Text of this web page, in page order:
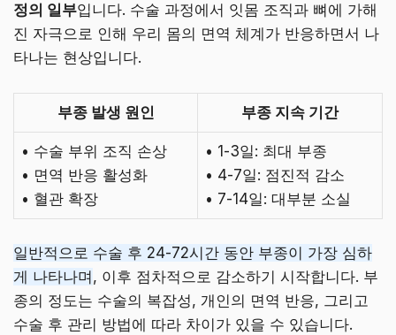
정의 일부입니다. 수술 과정에서 잇몸 조직과 뼈에 가해
진 자극으로 인해 우리 몸의 면역 체계가 반응하면서 나
타나는 현상입니다.
부종 발생 원인 부종 지속 기간
• 수술 부위 조직 손상
• 면역 반응 활성화
• 혈관 확장
• 1-3일: 최대 부종
• 4-7일: 점진적 감소
• 7-14일: 대부분 소실
일반적으로 수술 후 24-72시간 동안 부종이 가장 심하
게 나타나며 , 이후 점차적으로 감소하기 시작합니다. 부
종의 정도는 수술의 복잡성, 개인의 면역 반응, 그리고
수술 후 관리 방법에 따라 차이가 있을 수 있습니다.